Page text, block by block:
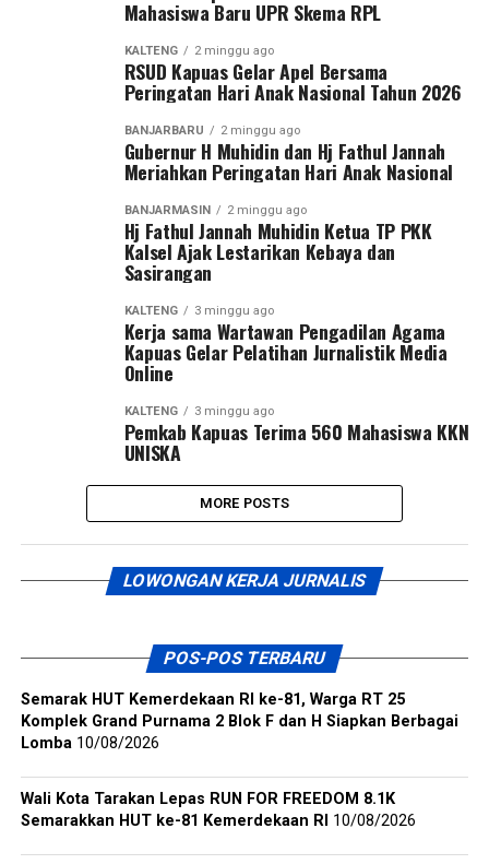
Mahasiswa Baru UPR Skema RPL
KALTENG 2 minggu ago
RSUD Kapuas Gelar Apel Bersama
Peringatan Hari Anak Nasional Tahun 2026
BANJARBARU 2 minggu ago
Gubernur H Muhidin dan Hj Fathul Jannah
Meriahkan Peringatan Hari Anak Nasional
BANJARMASIN 2 minggu ago
Hj Fathul Jannah Muhidin Ketua TP PKK
Kalsel Ajak Lestarikan Kebaya dan
Sasirangan
KALTENG 3 minggu ago
Kerja sama Wartawan Pengadilan Agama
Kapuas Gelar Pelatihan Jurnalistik Media
Online
KALTENG 3 minggu ago
Pemkab Kapuas Terima 560 Mahasiswa KKN
UNISKA
MORE POSTS
LOWONGAN KERJA JURNALIS
POS-POS TERBARU
Semarak HUT Kemerdekaan RI ke-81, Warga RT 25
Komplek Grand Purnama 2 Blok F dan H Siapkan Berbagai
Lomba 10/08/2026
Wali Kota Tarakan Lepas RUN FOR FREEDOM 8.1K
Semarakkan HUT ke-81 Kemerdekaan RI 10/08/2026